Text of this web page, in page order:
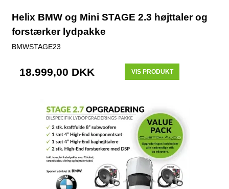
Helix BMW og Mini STAGE 2.3 højttaler og
forstærker lydpakke
BMWSTAGE23
18.999,00 DKK VIS PRODUKT